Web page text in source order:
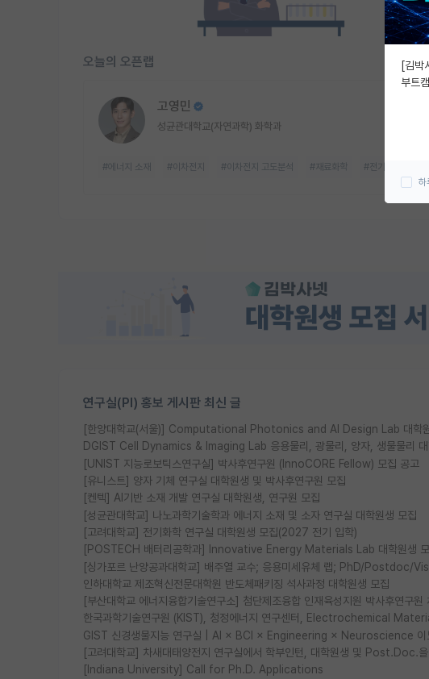
오늘의 오픈랩
고영민
성균관대학교(자연과학) 화학과
#에너지 소재 #이차전지 #이차전지 고도분석 #재료화학 #전기화학
연구실(PI) 홍보 게시판 최신 글
[한양대학교(서울)] Computational Photonics and AI Design Lab 대학
DGIST Cell Dynamics & Imaging Lab 응용물리, 광물리, 양자, 생물물리 대
[UNIST 지능로보틱스연구실] 박사후연구원 (InnoCORE Fellow) 모집 공고
[유니스트] 양자 기체 연구실 대학원생 및 박사후연구원 모집
[켄텍] AI기반 소재 개발 연구실 대학원생, 연구원 모집
[성균관대학교] 나노과학기술학과 에너지 소재 및 소자 연구실 대학원생 모집
[고려대학교] 전기화학 연구실 대학원생 모집(2027 전기 입학)
[POSTECH 배터리공학과] Innovative Energy Materials Lab 대학원생 모
[싱가포르 난양공과대학교] 배주열 교수; 응용미세유체 랩; PhD/Postdoc/
인하대학교 제조혁신전문대학원 반도체패키징 석사과정 대학원생 모집
[부산대학교 에너지융합기술연구소] 첨단제조융합 인재육성지원 박사후연구원
한국과학기술연구원 (KIST), 청정에너지 연구센터, Electrochemical
GIST 신경생물지능 연구실 | AI × BCI × Engineering × Neuroscience
[고려대학교] 차새대태양전지 연구실에서 학부인턴, 대학원생 및 Post.Doc.
[Indiana University] Call for Ph.D. Applications
[김박
부트
하